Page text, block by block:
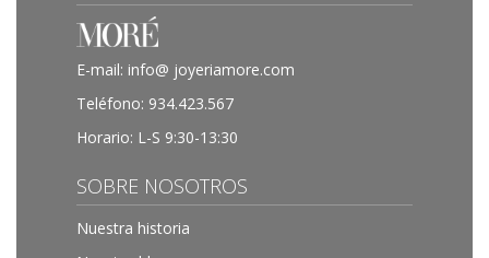
E-mail: info@ joyeriamore.com
Teléfono: 934.423.567
Horario: L-S 9:30-13:30
SOBRE NOSOTROS
Nuestra historia